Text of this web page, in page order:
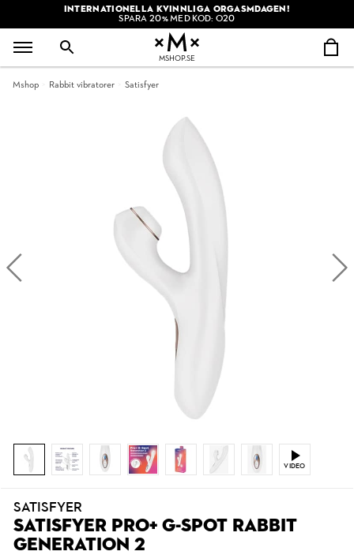
INTERNATIONELLA KVINNLIGA ORGASMDAGEN!
SPARA 20% MED KOD: O20
MSHOP.SE
Mshop Rabbit vibratorer Satisfyer
VIDEO
SATISFYER
SATISFYER PRO+ G-SPOT RABBIT
GENERATION 2